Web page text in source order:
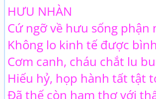
HƯU NHÀN
Cứ ngỡ về hưu sống phận
Không lo kinh tế được
Cơm canh, cháu chắt lu
Hiếu hỷ, họp hành tất tật
Đã thế còn ham thơ với